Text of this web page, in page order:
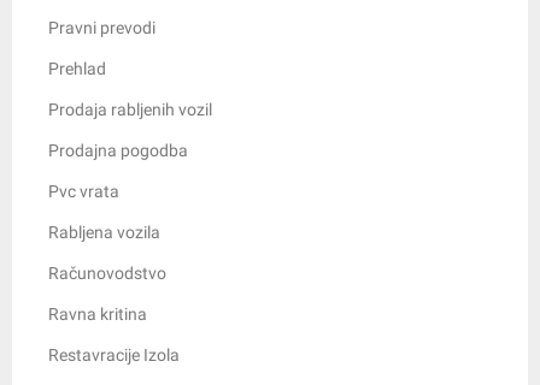
Pravni prevodi
Prehlad
Prodaja rabljenih vozil
Prodajna pogodba
Pvc vrata
Rabljena vozila
Računovodstvo
Ravna kritina
Restavracije Izola